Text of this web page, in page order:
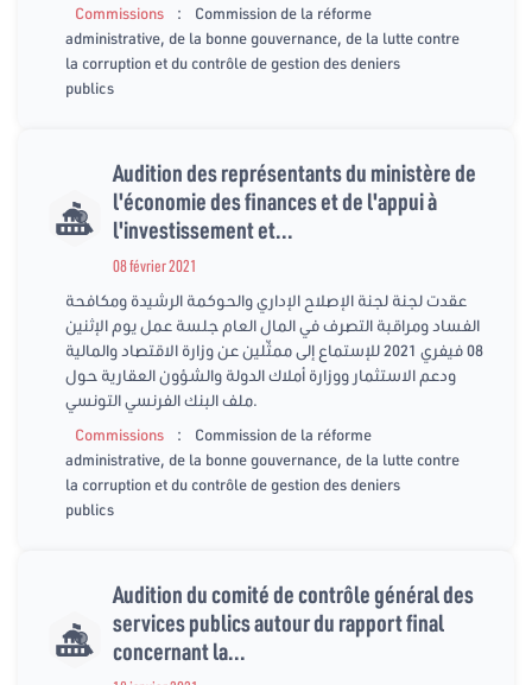
Commissions
:
Commission de la réforme
administrative, de la bonne gouvernance, de la lutte contre
la corruption et du contrôle de gestion des deniers
publics
Audition des représentants du ministère de
l'économie des finances et de l'appui à
l'investissement et...
08 février 2021
عقدت لجنة لجنة الإصلاح الإداري والحوكمة الرشيدة ومكافحة
الفساد ومراقبة التصرف في المال العام جلسة عمل يوم الإثنين
08 فيفري 2021 للإستماع إلى ممثّلين عن وزارة الاقتصاد والمالية
ودعم الاستثمار ووزارة أملاك الدولة والشؤون العقارية حول
ملف البنك الفرنسي التونسي.
Commissions
:
Commission de la réforme
administrative, de la bonne gouvernance, de la lutte contre
la corruption et du contrôle de gestion des deniers
publics
Audition du comité de contrôle général des
services publics autour du rapport final
concernant la...